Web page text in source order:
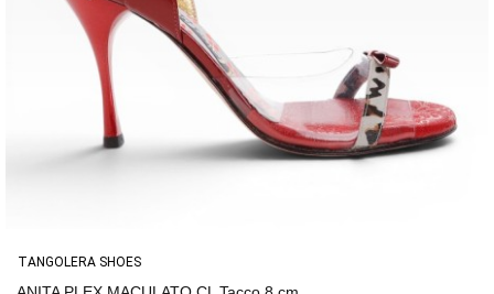
TANGOLERA SHOES